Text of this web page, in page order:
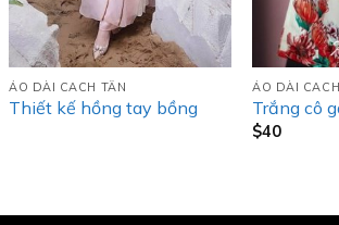
ÁO DÀI CACH TÂN
Thiết kế hồng tay bồng
ÁO DÀI
Trắng cô
$40